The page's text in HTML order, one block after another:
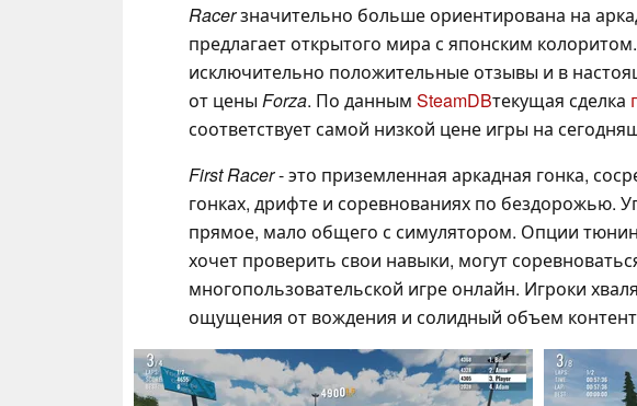
Racerзначительно больше ориентирована на
предлагает открытого мира с японским
исключительно положительные отзывы и в
от цены Forza. По данным SteamDBтекущая сделка
соответствует самой низкой цене игры на
First Racer- это приземленная аркадная гонка,
гонках, дрифте и соревнованиях по бездорожью.
прямое, мало общего с симулятором. Опции
хочет проверить свои навыки, могут
многопользовательской игре онлайн. Игроки
ощущения от вождения и солидный объем